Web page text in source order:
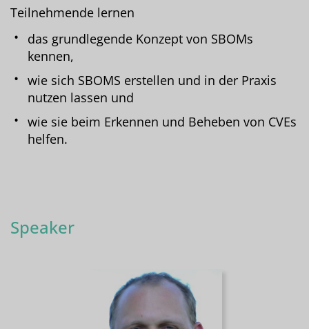
Teilnehmende lernen
das grundlegende Konzept von SBOMs
kennen,
wie sich SBOMS erstellen und in der Praxis
nutzen lassen und
wie sie beim Erkennen und Beheben von CVEs
helfen.
Speaker